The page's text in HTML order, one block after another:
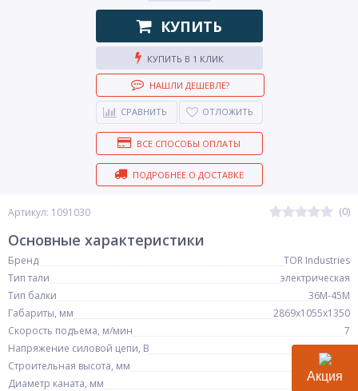
Артикул: 1091030 (0)
КУПИТЬ
КУПИТЬ В 1 КЛИК
НАШЛИ ДЕШЕВЛЕ?
СРАВНИТЬ ОТЛОЖИТЬ
ВСЕ СПОСОБЫ ОПЛАТЫ
ПОДРОБНЕЕ О ДОСТАВКЕ
Основные характеристики
Бренд
TOR Industries
Тип тали
электрическая
Тип балки
36М-45М
Габариты, мм
2869х1055х1350
Скорость подъема, м/мин
7
Напряжение силовой цепи, В
380
Строительная высота, мм
1350
Диаметр каната, мм
15
Акция